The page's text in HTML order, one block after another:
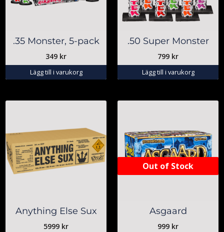
.35 Monster, 5-pack
349 kr
Lägg till i varukorg
.50 Super Monster
799 kr
Lägg till i varukorg
Anything Else Sux
5999 kr
Out of Stock
Asgaard
999 kr